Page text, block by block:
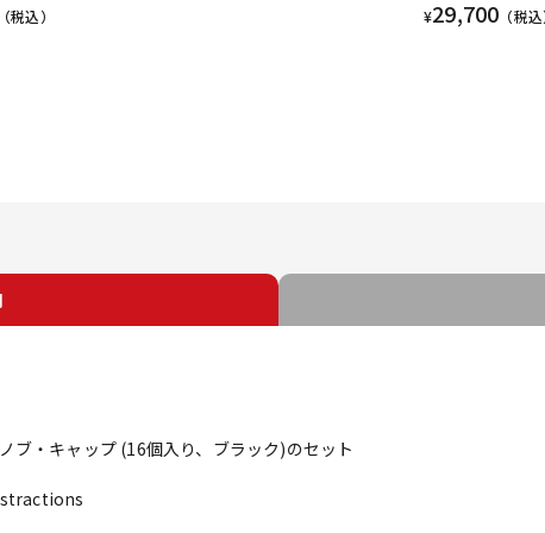
（税込） ¥29,700 （税込
・キャップ (16個入り、ブラック)のセット